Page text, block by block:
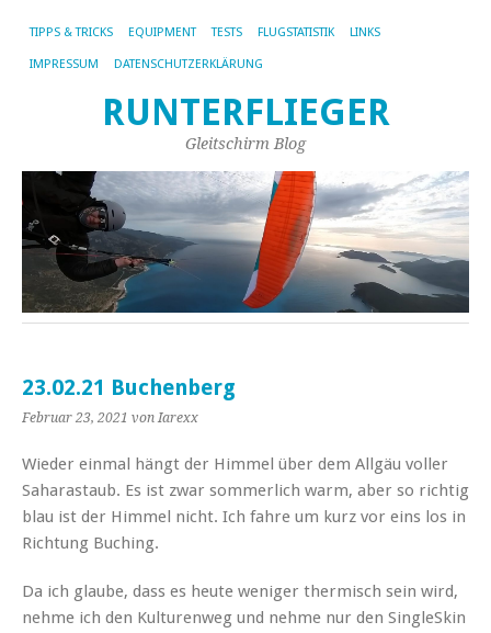
TIPPS & TRICKS EQUIPMENT TESTS FLUGSTATISTIK LINKS
IMPRESSUM DATENSCHUTZERKLÄRUNG
RUNTERFLIEGER
Gleitschirm Blog
23.02.21 Buchenberg
Februar 23, 2021 von Iarexx
Wieder einmal hängt der Himmel über dem Allgäu voller
Saharastaub. Es ist zwar sommerlich warm, aber so richtig
blau ist der Himmel nicht. Ich fahre um kurz vor eins los in
Richtung Buching.
Da ich glaube, dass es heute weniger thermisch sein wird,
nehme ich den Kulturenweg und nehme nur den SingleSkin